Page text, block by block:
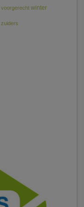
voorgerecht winter
zuiders